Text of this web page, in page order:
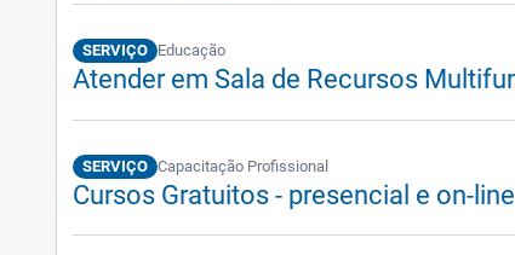
SERVIÇO Educação
Atender em Sala de Recursos
SERVIÇO Capacitação Profissional
Cursos Gratuitos - presencial e on-line